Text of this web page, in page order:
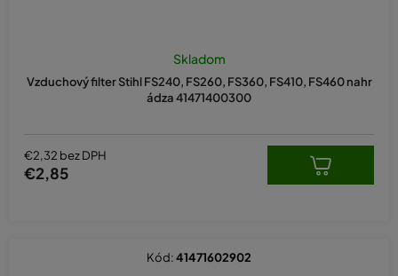
Vzduchový filter Stihl FS240, FS260, FS360, FS410, FS460 nahr
ádza 41471400300
Skladom
€2,32 bez DPH
€2,85
Kód:41471602902